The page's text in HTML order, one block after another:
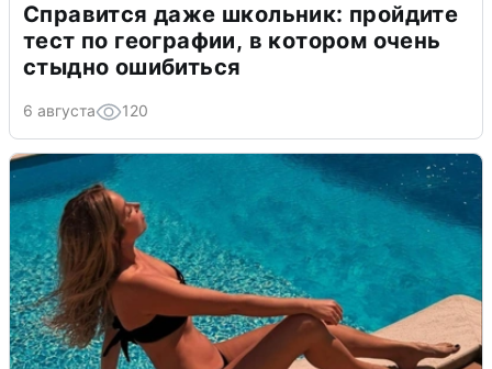
Справится даже школьник: пройдите
тест по географии, в котором очень
стыдно ошибиться
6 августа 120